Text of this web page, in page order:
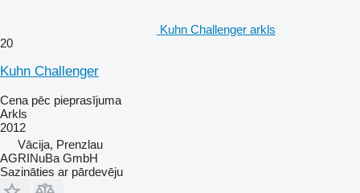
Kuhn Challenger arkls
20
Kuhn Challenger
Cena pēc pieprasījuma
Arkls
2012
Vācija, Prenzlau
AGRINuBa GmbH
Sazināties ar pārdevēju